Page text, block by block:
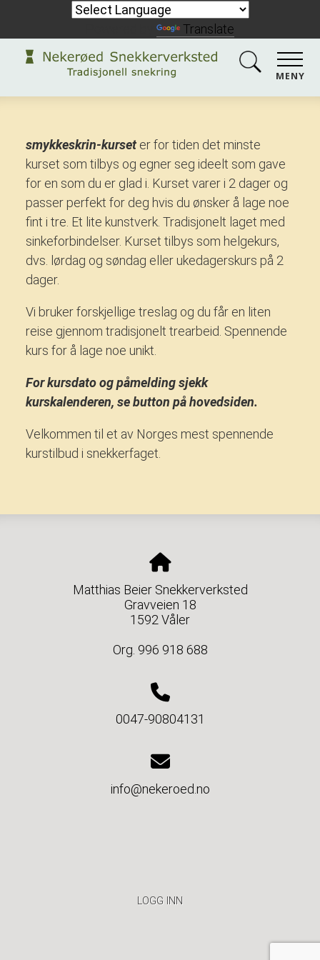
MENY
smykkeskrin-kurset er for tiden det minste
kurset som tilbys og egner seg ideelt som gave
for en som du er glad i. Kurset varer i 2 dager og
passer perfekt for deg hvis du ønsker å lage noe
fint i tre. Et lite kunstverk. Tradisjonelt laget med
sinkeforbindelser. Kurset tilbys som helgekurs,
dvs. lørdag og søndag eller ukedagerskurs på 2
dager.
Vi bruker forskjellige treslag og du får en liten
reise gjennom tradisjonelt trearbeid. Spennende
kurs for å lage noe unikt.
For kursdato og påmelding sjekk
kurskalenderen, se button på hovedsiden.
Velkommen til et av Norges mest spennende
kurstilbud i snekkerfaget.
Translate
Matthias Beier Snekkerverksted
Gravveien 18
1592 Våler
Org. 996 918 688
0047-90804131
info@nekeroed.no
LOGG INN